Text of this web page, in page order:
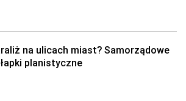
na ulicach miast? Samorządowe
planistyczne